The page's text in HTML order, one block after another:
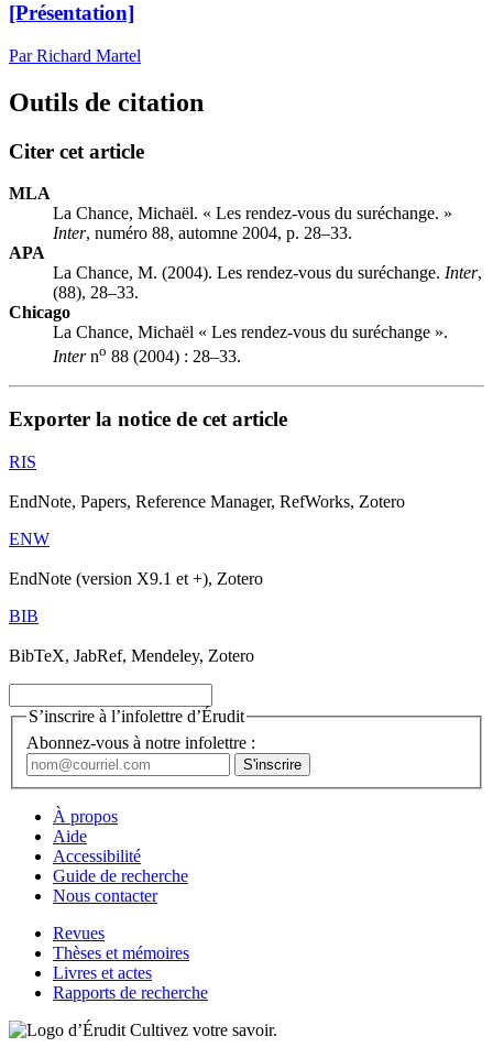
[Présentation]
Par Richard Martel
Outils de citation
Citer cet article
MLA
La Chance, Michaël. « Les rendez-vous du suréchange. »
Inter, numéro 88, automne 2004, p. 28–33.
APA
La Chance, M. (2004). Les rendez-vous du suréchange. Inter,
(88), 28–33.
Chicago
La Chance, Michaël « Les rendez-vous du suréchange ».
Interno 88 (2004) : 28–33.
Exporter la notice de cet article
RIS
EndNote, Papers, Reference Manager, RefWorks, Zotero
ENW
EndNote (version X9.1 et +), Zotero
BIB
BibTeX, JabRef, Mendeley, Zotero
S’inscrire à l’infolettre d’Érudit
Abonnez-vous à notre infolettre :
À propos
Aide
Accessibilité
Guide de recherche
Nous contacter
Revues
Thèses et mémoires
Livres et actes
Rapports de recherche
Cultivez votre savoir.